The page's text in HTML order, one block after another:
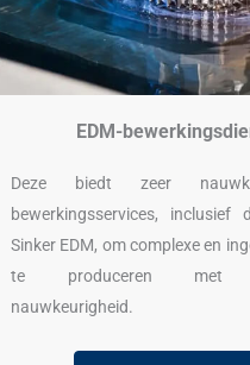
EDM-
Deze biedt zeer
bewerkingsservices, inclusief
Sinker EDM, om complexe en
te produceren met
nauwkeurigheid.